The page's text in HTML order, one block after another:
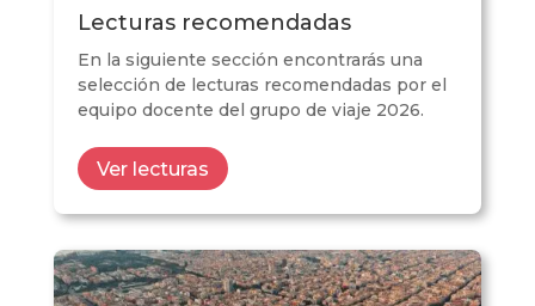
Lecturas recomendadas
En la siguiente sección encontrarás una
selección de lecturas recomendadas por el
equipo docente del grupo de viaje 2026.
Ver lecturas